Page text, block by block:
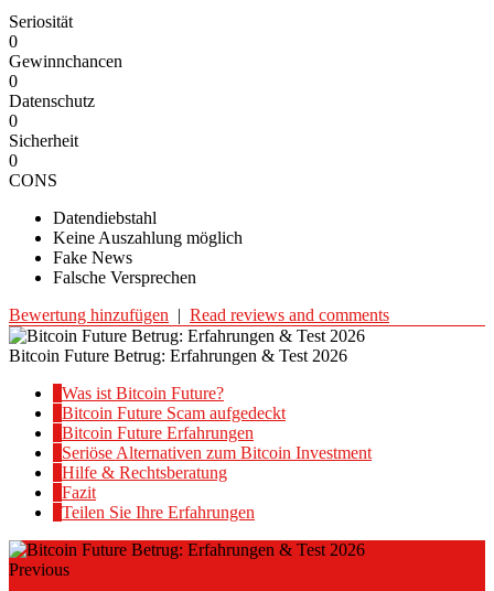
Seriosität
0
Gewinnchancen
0
Datenschutz
0
Sicherheit
0
CONS
Datendiebstahl
Keine Auszahlung möglich
Fake News
Falsche Versprechen
Bewertung hinzufügen | Read reviews and comments
Bitcoin Future Betrug: Erfahrungen & Test 2026
Was ist Bitcoin Future?
Bitcoin Future Scam aufgedeckt
Bitcoin Future Erfahrungen
Seriöse Alternativen zum Bitcoin Investment
Hilfe & Rechtsberatung
Fazit
Teilen Sie Ihre Erfahrungen
Previous